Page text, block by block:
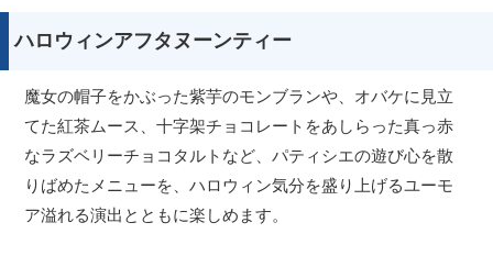
ハロウィンアフタヌーンティー
魔女の帽子をかぶった紫芋のモンブランや、オバケに見立
てた紅茶ムース、十字架チョコレートをあしらった真っ赤
なラズベリーチョコタルトなど、パティシエの遊び心を散
りばめたメニューを、ハロウィン気分を盛り上げるユーモ
ア溢れる演出とともに楽しめます。